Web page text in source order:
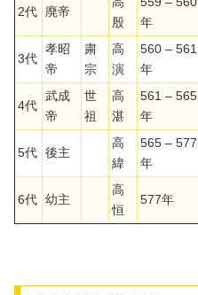
2代 廃帝
殷
年
3代
孝昭
帝
粛
宗
高
演
560 – 561
年
4代
武成
帝
世
祖
高
湛
561 – 565
年
5代 後主
高
緯
565 – 577
年
6代 幼主
高
恒
577年